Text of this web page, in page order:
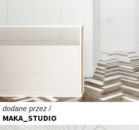
dodane przez /
MAKA_STUDIO